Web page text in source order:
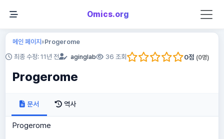
Omics.org
메인 페이지»Progerome
최종 수정: 11년 전 aginglab 36 조회 0점 (0명)
Progerome
문서 역사
Progerome